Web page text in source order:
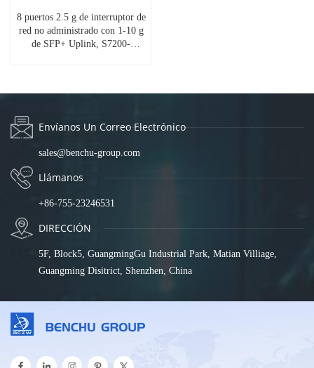
8 puertos 2.5 g de interruptor de
red no administrado con 1-10 g
de SFP+ Uplink, S7200-
Envíanos Un Correo Electrónico
sales@benchu-group.com
Llámanos
+86-755-23246531
DIRECCIÓN
5F, Block5, GuangmingGu Industrial Park, Matian Villiage,
Guangming Disitrict, Shenzhen, China